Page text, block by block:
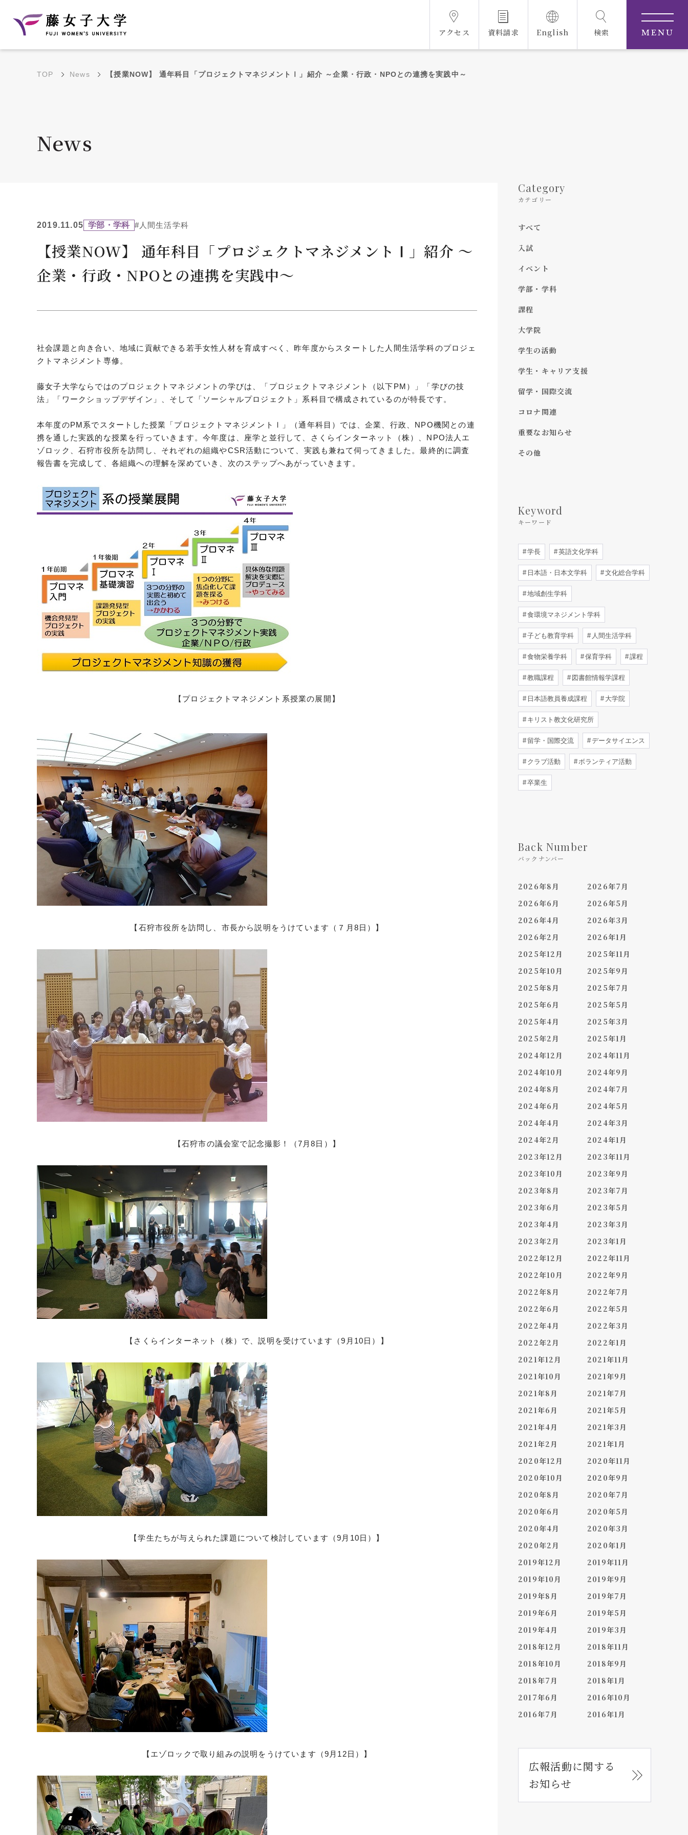
大学院の教育目的
花川キャンパス無料ス
３Dパノラマビュー
広報活動
プレスリリース
取材・撮影依頼
メディア出演・掲載
大学紹介動画
SNS
シンボルマーク・校章
大学へのご支援につ
遺贈寄付について
た支援制度
学則
自己点検・評価 教職員採用情報
アクセス 資料請求 English 検索 MENU
TOP News 【授業NOW】 通年科目「プロジェクトマネジメントⅠ」紹介 ～企業・行政・NPOとの連携を実践中～
News
2019.11.05 学部・学科 #人間生活学科
【授業NOW】 通年科目「プロジェクトマネジメントⅠ」紹介 ～
企業・行政・NPOとの連携を実践中～
社会課題と向き合い、地域に貢献できる若手女性人材を育成すべく、昨年度からスタートした人間生活学科のプロジェ
クトマネジメント専修。
藤女子大学ならではのプロジェクトマネジメントの学びは、「プロジェクトマネジメント（以下PM）」「学びの技
法」「ワークショップデザイン」、そして「ソーシャルプロジェクト」系科目で構成されているのが特長です。
本年度のPM系でスタートした授業「プロジェクトマネジメントⅠ」（通年科目）では、企業、行政、NPO機関との連
携を通した実践的な授業を行っていきます。今年度は、座学と並行して、さくらインターネット（株）、NPO法人エ
ゾロック、石狩市役所を訪問し、それぞれの組織やCSR活動について、実践も兼ねて伺ってきました。最終的に調査
報告書を完成して、各組織への理解を深めていき、次のステップへあがっていきます。
【プロジェクトマネジメント系授業の展開】
【石狩市役所を訪問し、市長から説明をうけています（７月8日）】
【石狩市の議会室で記念撮影！（7月8日）】
【さくらインターネット（株）で、説明を受けています（9月10日）】
【学生たちが与えられた課題について検討しています（9月10日）】
【エゾロックで取り組みの説明をうけています（9月12日）】
Category
カテゴリー
すべて
入試
イベント
学部・学科
課程
大学院
学生の活動
学生・キャリア支援
留学・国際交流
コロナ関連
重要なお知らせ
その他
Keyword
キーワード
学長 英語文化学科
日本語・日本文学科 文化総合学科
地域創生学科
食環境マネジメント学科
子ども教育学科 人間生活学科
食物栄養学科 保育学科 課程
教職課程 図書館情報学課程
日本語教員養成課程 大学院
キリスト教文化研究所
留学・国際交流 データサイエンス
クラブ活動 ボランティア活動
卒業生
Back Number
バックナンバー
2026年8月
2026年7月
2026年6月
2026年5月
2026年4月
2026年3月
2026年2月
2026年1月
2025年12月
2025年11月
2025年10月
2025年9月
2025年8月
2025年7月
2025年6月
2025年5月
2025年4月
2025年3月
2025年2月
2025年1月
2024年12月
2024年11月
2024年10月
2024年9月
2024年8月
2024年7月
2024年6月
2024年5月
2024年4月
2024年3月
2024年2月
2024年1月
2023年12月
2023年11月
2023年10月
2023年9月
2023年8月
2023年7月
2023年6月
2023年5月
2023年4月
2023年3月
2023年2月
2023年1月
2022年12月
2022年11月
2022年10月
2022年9月
2022年8月
2022年7月
2022年6月
2022年5月
2022年4月
2022年3月
2022年2月
2022年1月
2021年12月
2021年11月
2021年10月
2021年9月
2021年8月
2021年7月
2021年6月
2021年5月
2021年4月
2021年3月
2021年2月
2021年1月
2020年12月
2020年11月
2020年10月
2020年9月
2020年8月
2020年7月
2020年6月
2020年5月
2020年4月
2020年3月
2020年2月
2020年1月
2019年12月
2019年11月
2019年10月
2019年9月
2019年8月
2019年7月
2019年6月
2019年5月
2019年4月
2019年3月
2018年12月
2018年11月
2018年10月
2018年9月
2018年7月
2018年1月
2017年6月
2016年10月
2016年7月
2016年1月
広報活動に関する
お知らせ